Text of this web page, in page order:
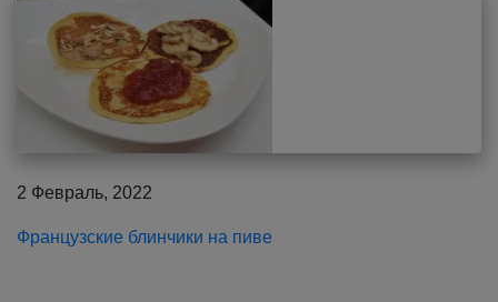
2 Февраль, 2022
Французские блинчики на пиве